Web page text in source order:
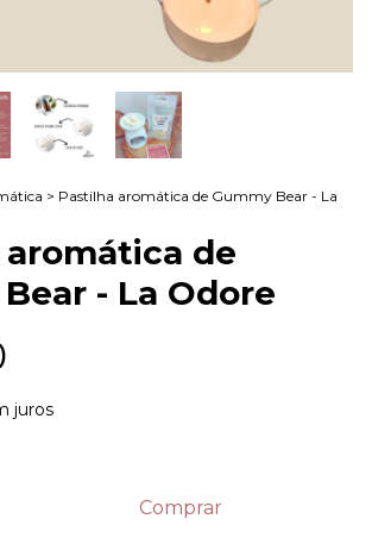
> Pastilha aromática de Gummy Bear - La
de
- La Odore
juros